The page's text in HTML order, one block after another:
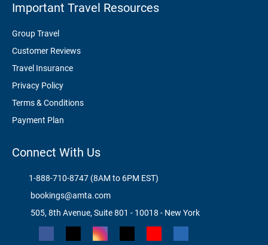
Important Travel Resources
Group Travel
Customer Reviews
Travel Insurance
Privacy Policy
Terms & Conditions
Payment Plan
Connect With Us
1-888-710-8747 (8AM to 6PM EST)
bookings@amta.com
505, 8th Avenue, Suite 801 - 10018 - New York